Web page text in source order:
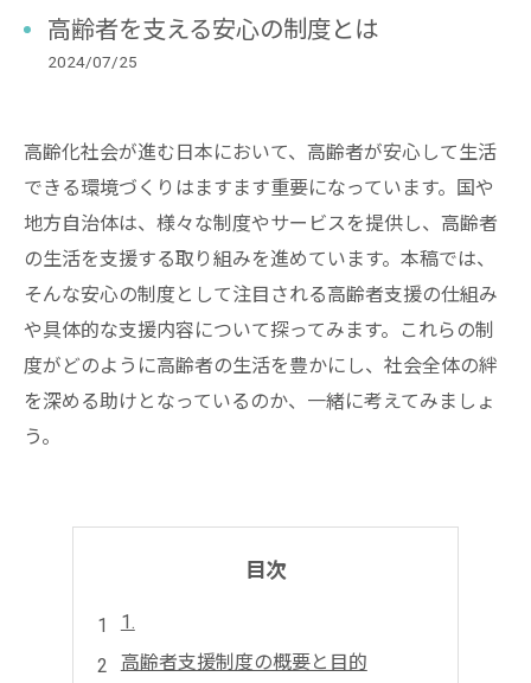
高齢者を支える安心の制度とは
2024/07/25
高齢化社会が進む日本において、高齢者が安心して生活
できる環境づくりはますます重要になっています。国や
地方自治体は、様々な制度やサービスを提供し、高齢者
の生活を支援する取り組みを進めています。本稿では、
そんな安心の制度として注目される高齢者支援の仕組み
や具体的な支援内容について探ってみます。これらの制
度がどのように高齢者の生活を豊かにし、社会全体の絆
を深める助けとなっているのか、一緒に考えてみましょ
う。
目次
1.
高齢者支援制度の概要と目的